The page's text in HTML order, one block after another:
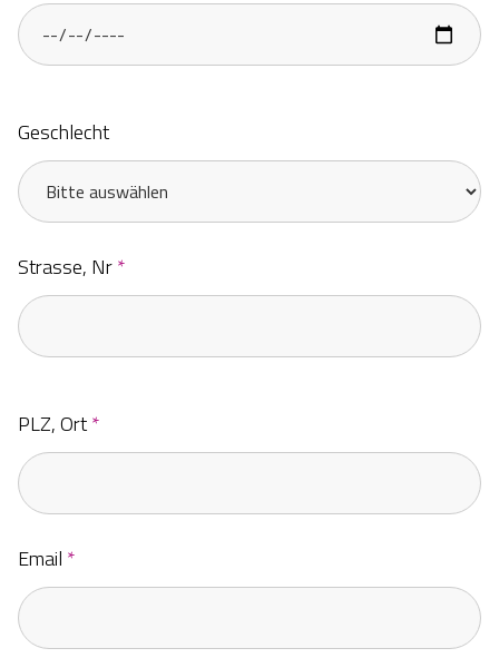
Geschlecht
Strasse, Nr*
PLZ, Ort*
Email *